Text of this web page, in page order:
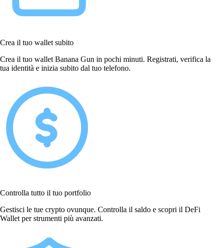
Crea il tuo wallet subito
Crea il tuo wallet Banana Gun in pochi minuti. Registrati, verifica la
tua identità e inizia subito dal tuo telefono.
Controlla tutto il tuo portfolio
Gestisci le tue crypto ovunque. Controlla il saldo e scopri il DeFi
Wallet per strumenti più avanzati.